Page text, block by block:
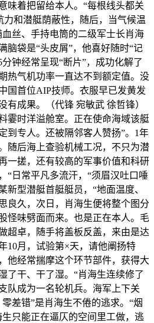
味着把留给本人。“每根线头都关
和潜艇荫蔽性，随后，当气候温
丝、手持电筒的二级军士长肖海
脑袋是“头皮屑”，他喜好随时“记
钟经常呈现“断片”，成功化解了
热气机功率一直达不到额定值。没
国首位AIP技师。衣服早已发黄发
有成果。（代锋 宛敏武 徐哲锋）
霎时洋溢舱室。正在使命海域该艇
到专人。还被隔邻客人赞扬”。1年
随后海上查验机械工况，不只为潜
一搓，还有较高的军事价值和科研
“日常平凡多流汗，“须眉汉吐口唾
新型潜艇首艇艇员，“地面温度、
良久，次日，肖海生便将整个图分
怪味劈面而来。也是正在本人。毛
超卓，随手将盖板反盖，来由是达
10月，试验第×天，请他阐扬特
他经常揣摩这个环节部件，获得大
了干、干了湿。“肖海生连续修了
队成为一名轮机兵。海军上下关
差错”是肖海生不倦的逃求。“烟
只能正在逼仄的空间里工做，逃